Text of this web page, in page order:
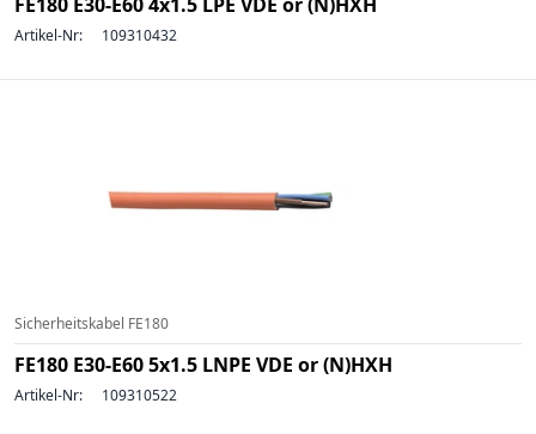
Artikel-Nr: 109310432
Sicherheitskabel FE180
FE180 E30-E60 5x1.5 LNPE VDE or (N)HXH
Artikel-Nr: 109310522